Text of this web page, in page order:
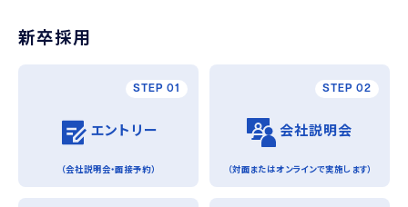
新卒採用
STEP 01
エントリー
（会社説明会・面接予約）
STEP 02
会社説明会
（対面またはオンラインで実施します）